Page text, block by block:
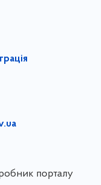
порталу